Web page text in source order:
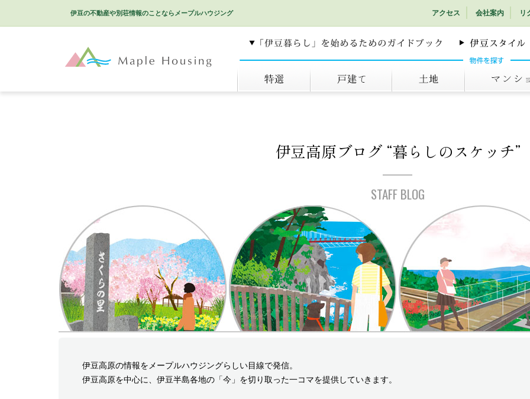
伊豆の不動産や別荘情報のことなら メープルハウジング アクセス 会社案内 リ
伊豆高原ブログ “暮らしのスケッチ”
STAFF BLOG
伊豆高原の情報をメープルハウジングらしい目線で発信。
伊豆高原を中心に、伊豆半島各地の「今」を切り取った一コマを提供していきます。